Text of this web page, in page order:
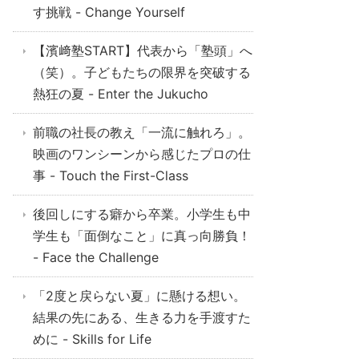
す挑戦 - Change Yourself
【濱﨑塾START】代表から「塾頭」へ
（笑）。子どもたちの限界を突破する
熱狂の夏 - Enter the Jukucho
前職の社長の教え「一流に触れろ」。
映画のワンシーンから感じたプロの仕
事 - Touch the First-Class
後回しにする癖から卒業。小学生も中
学生も「面倒なこと」に真っ向勝負！
- Face the Challenge
「2度と戻らない夏」に懸ける想い。
結果の先にある、生きる力を手渡すた
めに - Skills for Life